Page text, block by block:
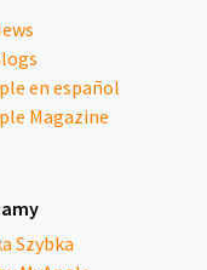
en español
Magazine
Szybka